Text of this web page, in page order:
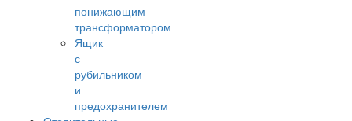
понижающим
трансформатором
Ящик
с
рубильником
и
предохранителем